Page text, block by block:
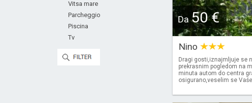
Vitsa mare
Parcheggio
Piscina
Tv
Da50 €
Nino
Dragi gosti,iznajmljuje se
prekrasnim pogledom na
minuta autom do centra
osigurano,veselim se